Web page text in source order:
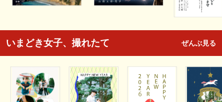
いまどき女子、撮れたて ぜんぶ見る